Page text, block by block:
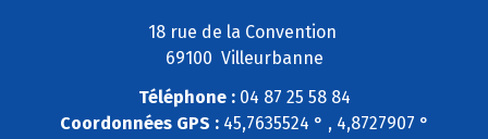
18 rue de la Convention
69100 Villeurbanne
Téléphone :04 87 25 58 84
Coordonnées GPS :45,7635524 ° , 4,8727907 °